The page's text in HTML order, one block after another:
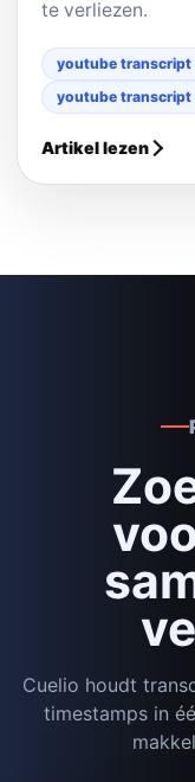
te verliezen.
youtube transcript
youtube transcript
Artikel lezen
Cuelio houdt
timestamps in